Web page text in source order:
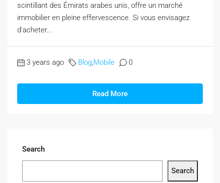
scintillant des Émirats arabes unis, offre un marché
immobilier en pleine effervescence. Si vous envisagez
d'acheter...
3 years ago Blog,Mobile 0
Read More
Search
Search